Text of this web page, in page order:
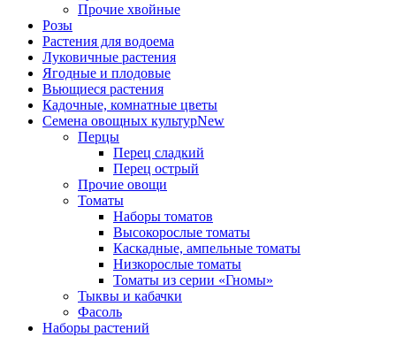
Прочие хвойные
Розы
Растения для водоема
Луковичные растения
Ягодные и плодовые
Вьющиеся растения
Кадочные, комнатные цветы
Семена овощных культурNew
Перцы
Перец сладкий
Перец острый
Прочие овощи
Томаты
Наборы томатов
Высокорослые томаты
Каскадные, ампельные томаты
Низкорослые томаты
Томаты из серии «Гномы»
Тыквы и кабачки
Фасоль
Наборы растений